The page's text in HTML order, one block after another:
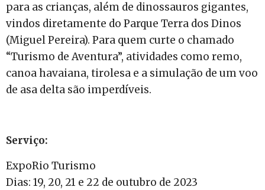
para as crianças, além de dinossauros gigantes,
vindos diretamente do Parque Terra dos Dinos
(Miguel Pereira). Para quem curte o chamado
“Turismo de Aventura”, atividades como remo,
canoa havaiana, tirolesa e a simulação de um voo
de asa delta são imperdíveis.
Serviço:
ExpoRio Turismo
Dias: 19, 20, 21 e 22 de outubro de 2023